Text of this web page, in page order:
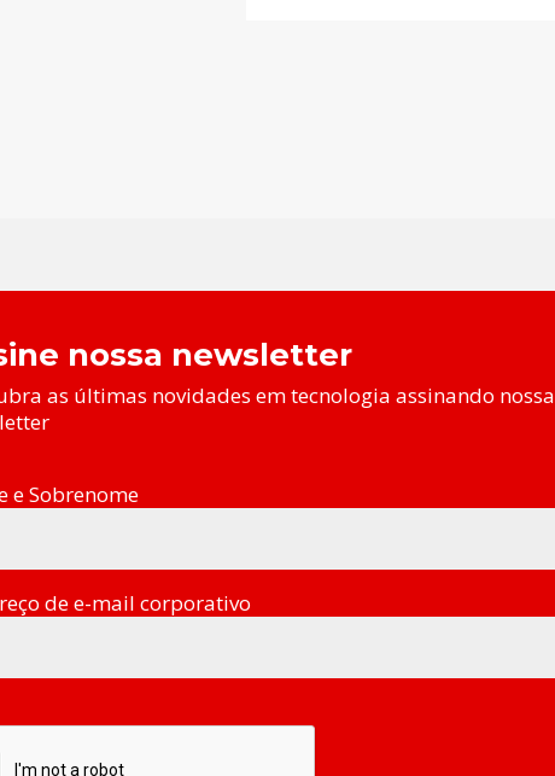
nossa newsletter
as últimas novidades em tecnologia assinando nossa
e Sobrenome
de e-mail corporativo